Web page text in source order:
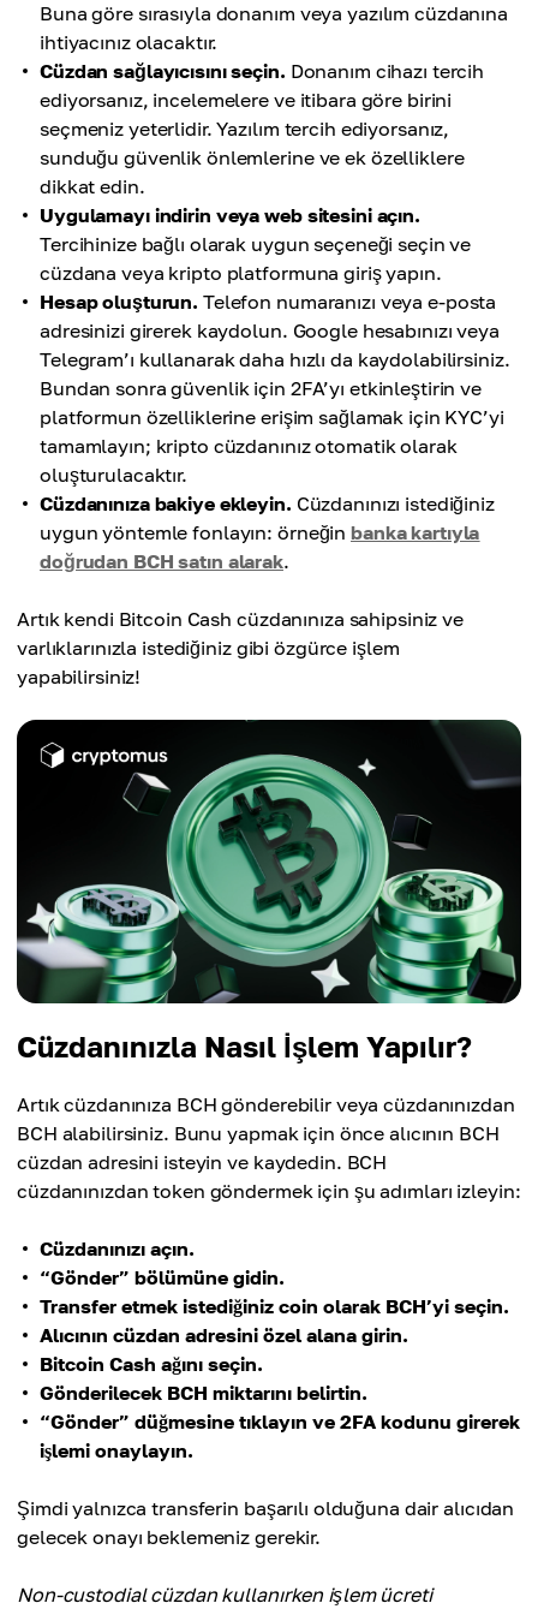
Buna göre sırasıyla donanım veya yazılım cüzdanına
ihtiyacınız olacaktır.
Cüzdan sağlayıcısını seçin. Donanım cihazı tercih
ediyorsanız, incelemelere ve itibara göre birini
seçmeniz yeterlidir. Yazılım tercih ediyorsanız,
sunduğu güvenlik önlemlerine ve ek özelliklere
dikkat edin.
Uygulamayı indirin veya web sitesini açın.
Tercihinize bağlı olarak uygun seçeneği seçin ve
cüzdana veya kripto platformuna giriş yapın.
Hesap oluşturun. Telefon numaranızı veya e-posta
adresinizi girerek kaydolun. Google hesabınızı veya
Telegram’ı kullanarak daha hızlı da kaydolabilirsiniz.
Bundan sonra güvenlik için 2FA’yı etkinleştirin ve
platformun özelliklerine erişim sağlamak için KYC’yi
tamamlayın; kripto cüzdanınız otomatik olarak
oluşturulacaktır.
Cüzdanınıza bakiye ekleyin. Cüzdanınızı istediğiniz
uygun yöntemle fonlayın: örneğinbanka kartıyla
doğrudan BCH satın alarak.
Artık kendi Bitcoin Cash cüzdanınıza sahipsiniz ve
varlıklarınızla istediğiniz gibi özgürce işlem
yapabilirsiniz!
Cüzdanınızla Nasıl İşlem Yapılır?
Artık cüzdanınıza BCH gönderebilir veya cüzdanınızdan
BCH alabilirsiniz. Bunu yapmak için önce alıcının BCH
cüzdan adresini isteyin ve kaydedin. BCH
cüzdanınızdan token göndermek için şu adımları izleyin:
Cüzdanınızı açın.
“Gönder” bölümüne gidin.
Transfer etmek istediğiniz coin olarak BCH’yi seçin.
Alıcının cüzdan adresini özel alana girin.
Bitcoin Cash ağını seçin.
Gönderilecek BCH miktarını belirtin.
“Gönder” düğmesine tıklayın ve 2FA kodunu girerek
işlemi onaylayın.
Şimdi yalnızca transferin başarılı olduğuna dair alıcıdan
gelecek onayı beklemeniz gerekir.
Non-custodial cüzdan kullanırken işlem ücreti